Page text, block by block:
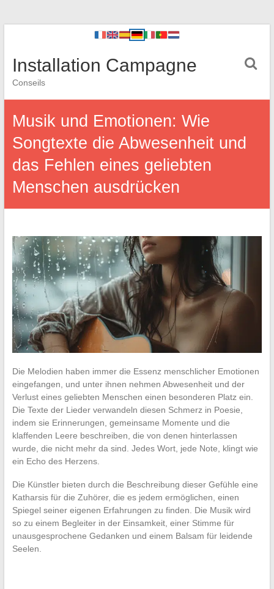
Installation Campagne
Conseils
Musik und Emotionen: Wie
Songtexte die Abwesenheit und
das Fehlen eines geliebten
Menschen ausdrücken
Die Melodien haben immer die Essenz menschlicher Emotionen
eingefangen, und unter ihnen nehmen Abwesenheit und der
Verlust eines geliebten Menschen einen besonderen Platz ein.
Die Texte der Lieder verwandeln diesen Schmerz in Poesie,
indem sie Erinnerungen, gemeinsame Momente und die
klaffenden Leere beschreiben, die von denen hinterlassen
wurde, die nicht mehr da sind. Jedes Wort, jede Note, klingt wie
ein Echo des Herzens.
Die Künstler bieten durch die Beschreibung dieser Gefühle eine
Katharsis für die Zuhörer, die es jedem ermöglichen, einen
Spiegel seiner eigenen Erfahrungen zu finden. Die Musik wird
so zu einem Begleiter in der Einsamkeit, einer Stimme für
unausgesprochene Gedanken und einem Balsam für leidende
Seelen.